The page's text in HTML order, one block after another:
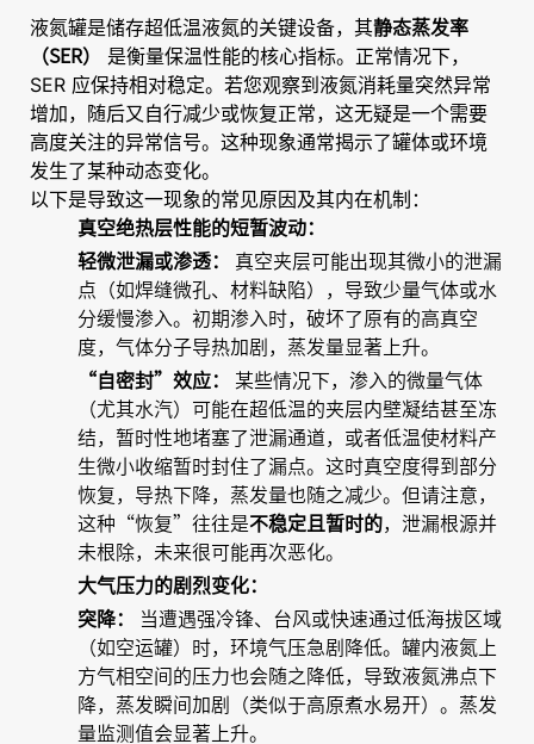
液氮罐是储存超低温液氮的关键设备，其静态蒸发率
（SER）
是衡量保温性能的核心指标。正常情况下，
SER 应保持相对稳定。若您观察到液氮消耗量突然异常
增加，随后又自行减少或恢复正常，这无疑是一个需要
高度关注的异常信号。这种现象通常揭示了罐体或环境
发生了某种动态变化。
以下是导致这一现象的常见原因及其内在机制：
真空绝热层性能的短暂波动：
轻微泄漏或渗透：
真空夹层可能出现其微小的泄漏
点（如焊缝微孔、材料缺陷），导致少量气体或水
分缓慢渗入。初期渗入时，破坏了原有的高真空
度，气体分子导热加剧，蒸发量显著上升。
“自密封”效应：
某些情况下，渗入的微量气体
（尤其水汽）可能在超低温的夹层内壁凝结甚至冻
结，暂时性地堵塞了泄漏通道，或者低温使材料产
生微小收缩暂时封住了漏点。这时真空度得到部分
恢复，导热下降，蒸发量也随之减少。但请注意，
这种“恢复”往往是不稳定且暂时的，泄漏根源并
未根除，未来很可能再次恶化。
大气压力的剧烈变化：
突降：
当遭遇强冷锋、台风或快速通过低海拔区域
（如空运罐）时，环境气压急剧降低。罐内液氮上
方气相空间的压力也会随之降低，导致液氮沸点下
降，蒸发瞬间加剧（类似于高原煮水易开）。蒸发
量监测值会显著上升。